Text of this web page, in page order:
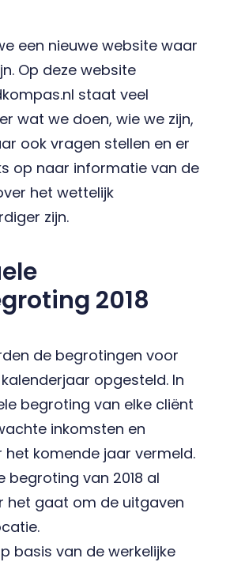
een nieuwe website waar
Op deze website
staat veel
wat we doen, wie we zijn,
ook vragen stellen en er
op naar informatie van de
het wettelijk
zijn.
2018
de begrotingen voor
opgesteld. In
begroting van elke cliënt
inkomsten en
het komende jaar vermeld.
begroting van 2018 al
het gaat om de uitgaven
basis van de werkelijke